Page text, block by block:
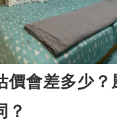
價會差多少？
？